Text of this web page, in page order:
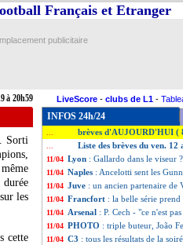
à 20h59
Français et Etranger
publicitaire
LiveScore - clubs de L1 -
Sorti
durée
les
cette
INFOS 24h/24
brèves d'AUJOURD'HUI (
Liste des brèves du ven. 12
11/04 Lyon : Gallardo dans le viseur ?
11/04 Naples : Ancelotti sent les
11/04 Juve : un ancien partenaire de
11/04 Francfort : la belle série prend
11/04 Arsenal : P. Cech - "ce n'est
11/04 PHOTO : triple buteur, João
11/04 C3 : tous les résultats de la